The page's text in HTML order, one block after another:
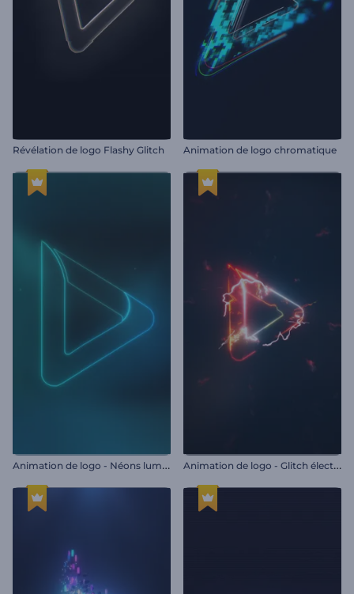
Révélation de logo Flashy Glitch Animation de logo chromatique
A
nimation de logo - Néons lumineux A
nimation de logo - Glitch électrique